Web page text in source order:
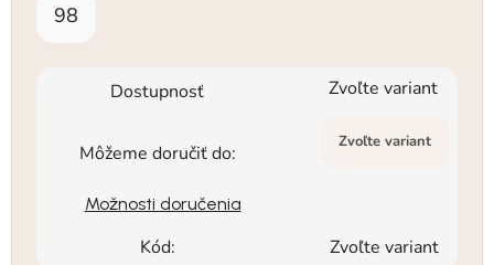
98
Dostupnosť Zvoľte variant
Môžeme doručiť do: Zvoľte variant
Možnosti doručenia
Kód: Zvoľte variant